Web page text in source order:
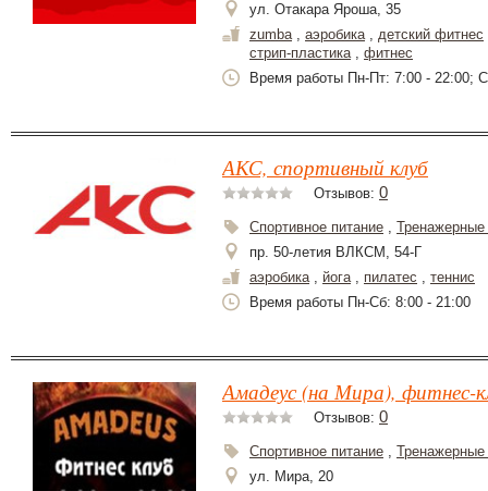
ул. Отакара Яроша, 35
zumba, аэробика, детский фитнес
стрип-пластика, фитнес
Время работы Пн-Пт: 7:00 - 22:00;
АКС, спортивный клуб
Отзывов: 0
Спортивное питание ,
пр. 50-летия ВЛКСМ, 54-Г
аэробика, йога, пилатес , теннис
Время работы Пн-Сб: 8:00 - 21:00
Амадеус (на Мира), фитнес-
Отзывов: 0
Спортивное питание ,
ул. Мира, 20